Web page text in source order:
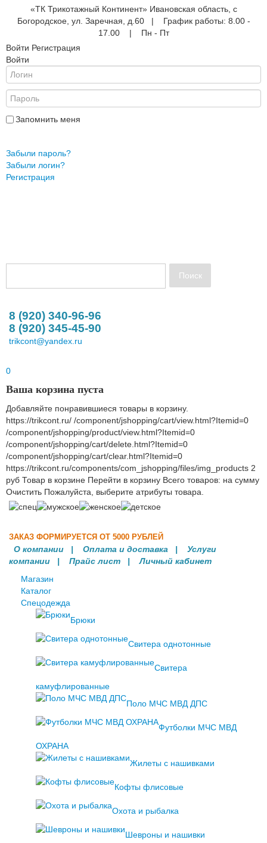
«ТК Трикотажный Континент» Ивановская область, с
Богородское, ул. Заречная, д.60 | График работы: 8.00 -
17.00 | Пн - Пт
Войти Регистрация
Войти
Запомнить меня
Забыли пароль?
Забыли логин?
Регистрация
8 (920) 340-96-96
8 (920) 345-45-90
trikcont@yandex.ru
0
Ваша корзина пуста
Добавляйте понравившиеся товары в корзину.
https://trikcont.ru/ /component/jshopping/cart/view.html?Itemid=0
/component/jshopping/product/view.html?Itemid=0
/component/jshopping/cart/delete.html?Itemid=0
/component/jshopping/cart/clear.html?Itemid=0
https://trikcont.ru/components/com_jshopping/files/img_products 2
руб Товар в корзине Перейти в корзину Всего товаров: на сумму
Очистить Пожалуйста, выберите атрибуты товара.
ЗАКАЗ ФОРМИРУЕТСЯ ОТ 5000 РУБЛЕЙ
О компании | Оплата и доставка | Услуги
компании | Прайс лист |Личный кабинет
Магазин
Каталог
Спецодежда
Брюки
Свитера однотонные
Свитера
камуфлированные
Поло МЧС МВД ДПС
Футболки МЧС МВД
ОХРАНА
Жилеты с нашивками
Кофты флисовые
Охота и рыбалка
Шевроны и нашивки